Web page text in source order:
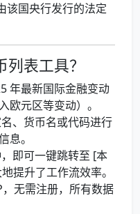
该国央行发行的法定
表工具？
年最新国际金融变动
欧元区等变动）。
、货币名或代码进行
息。
即可一键跳转至 [本
提升了工作流效率。
无需注册，所有数据